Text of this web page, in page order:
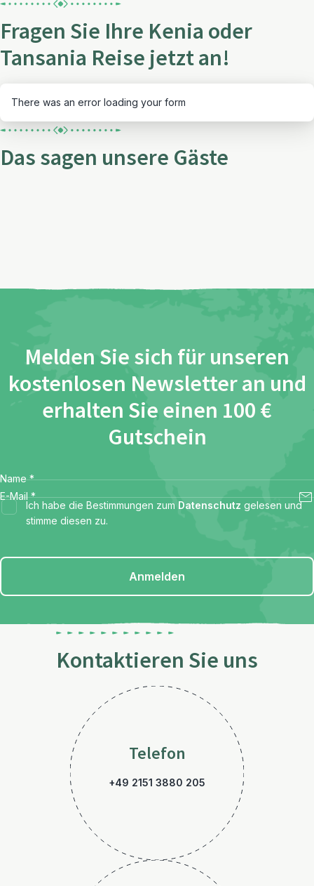
Fragen Sie Ihre Kenia oder
Tansania Reise jetzt an!
There was an error loading your form
Das sagen unsere Gäste
Melden Sie sich für unseren
kostenlosen Newsletter an und
erhalten Sie einen 100 €
Gutschein
Name *
E-Mail *
Ich habe die Bestimmungen zum Datenschutz gelesen und
stimme diesen zu.
Anmelden
Kontaktieren Sie uns
Telefon
+49 2151 3880 205